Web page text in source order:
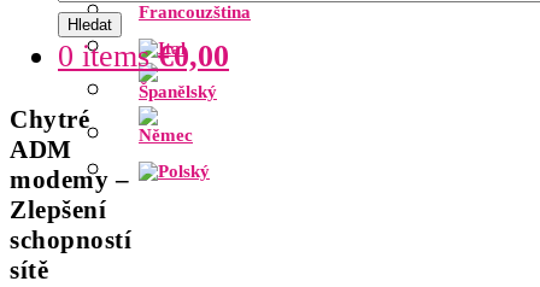
Hledat
0 items€0,00
Chytré
ADM
modemy –
Zlepšení
schopností
sítě